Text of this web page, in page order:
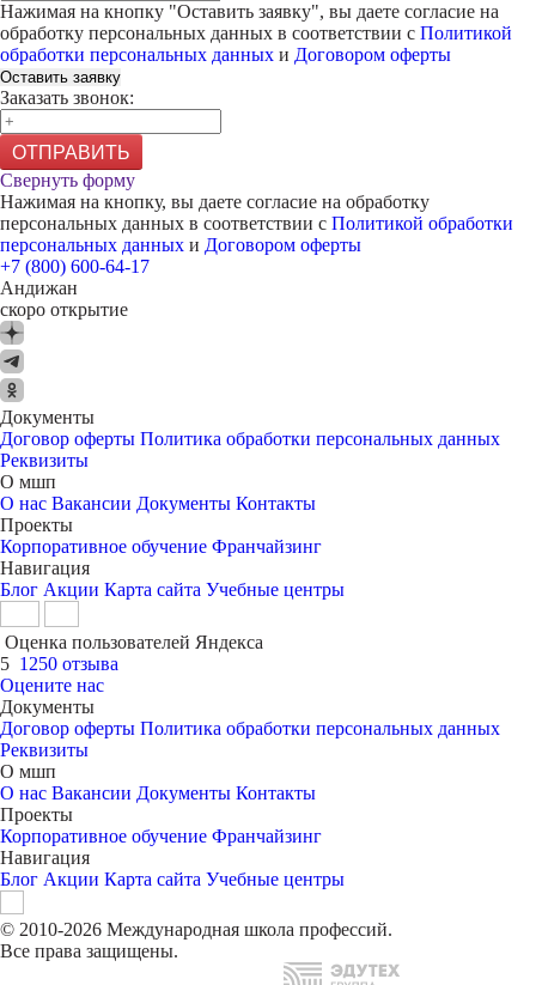
Нажимая на кнопку "Оставить заявку", вы даете согласие на
обработку персональных данных в соответствии с Политикой
обработки персональных данных и Договором оферты
Оставить заявку
Заказать звонок:
ОТПРАВИТЬ
Свернуть форму
Нажимая на кнопку, вы даете согласие на обработку
персональных данных в соответствии с Политикой обработки
персональных данных и Договором оферты
+7 (800) 600-64-17
Андижан
скоро открытие
Документы
Договор оферты Политика обработки персональных данных
Реквизиты
О мшп
О нас Вакансии Документы Контакты
Проекты
Корпоративное обучение Франчайзинг
Навигация
Блог Акции Карта сайта Учебные центры
Оценка пользователей Яндекса
5 1250 отзыва
Оцените нас
Документы
Договор оферты Политика обработки персональных данных
Реквизиты
О мшп
О нас Вакансии Документы Контакты
Проекты
Корпоративное обучение Франчайзинг
Навигация
Блог Акции Карта сайта Учебные центры
© 2010-2026 Международная школа профессий.
Все права защищены.